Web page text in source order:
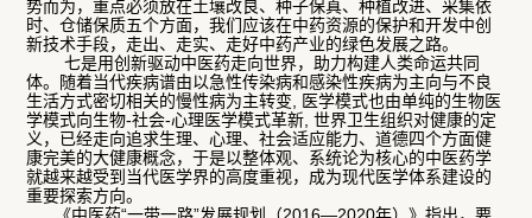
势而为，重点必须放在土壤改良、种子保真、种植改进、采集依
时、仓储保质五个方面，我们应该在中药资源的保护和开发中创
新技术手段，走出、走实、走好中药产业的绿色发展之路。
七是用创新驱动中医药走向世界，助力构建人类命运共同
体。随着当代疾病谱由以急性传染病和感染性疾病为主向与不良
生活方式密切相关的慢性病为主转变, 医学模式也由单纯的生物医
学模式向生物-社会-心理医学模式革新, 世界卫生组织对健康的定
义，已经走向追求生理、心理、社会适应能力、道德四个方面健
康完美的大健康概念，于是以整体观、系统论为核心的中医药学
就越来越受到当代医学界的高度重视，成为现代医学体系建设的
重要探索方向。
《中医药“一带一路”发展规划（2016—2020年）》指出，要